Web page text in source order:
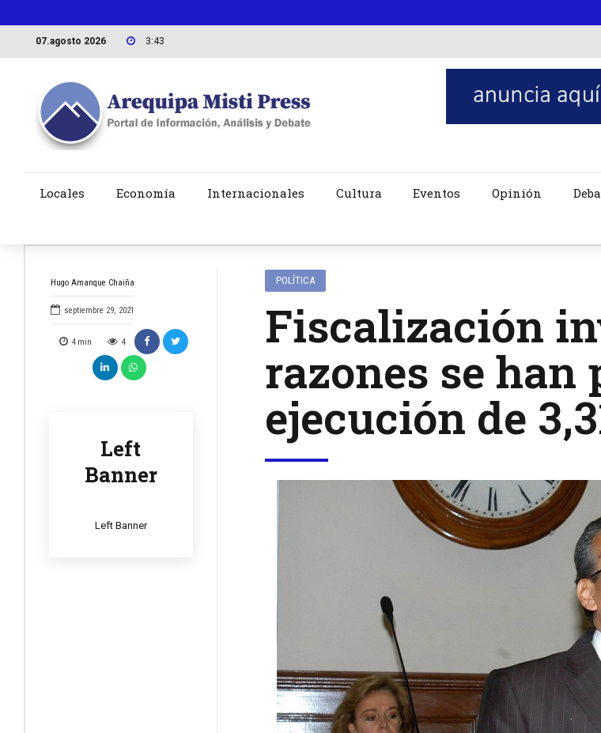
07.agosto 2026 3:43
Locales Economía Internacionales Cultura Eventos Opinión
Hugo Amanque Chaiña
septiembre 29, 2021
4 min 4
Left
Banner
Left Banner
POLÍTICA
Fiscalización
razones se han
ejecución de